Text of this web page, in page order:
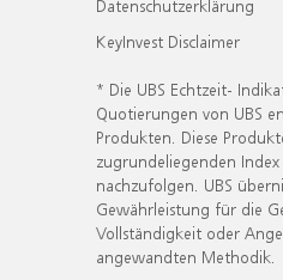
Datenschutzerklärung
KeyInvest Disclaimer
* Die UBS Echtzeit-
Quotierungen von UBS
Produkten. Diese
zugrundeliegenden
nachzufolgen. UBS
Gewährleistung für die
Vollständigkeit oder
angewandten Methodik.